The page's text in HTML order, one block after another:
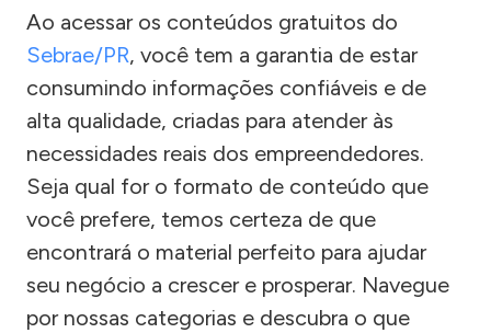
Ao acessar os conteúdos gratuitos do
Sebrae/PR, você tem a garantia de estar
consumindo informações confiáveis e de
alta qualidade, criadas para atender às
necessidades reais dos empreendedores.
Seja qual for o formato de conteúdo que
você prefere, temos certeza de que
encontrará o material perfeito para ajudar
seu negócio a crescer e prosperar. Navegue
por nossas categorias e descubra o que